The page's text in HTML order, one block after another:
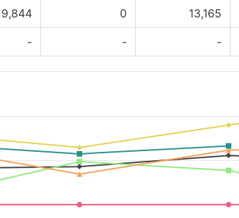
9,844 0 13,165
- - -